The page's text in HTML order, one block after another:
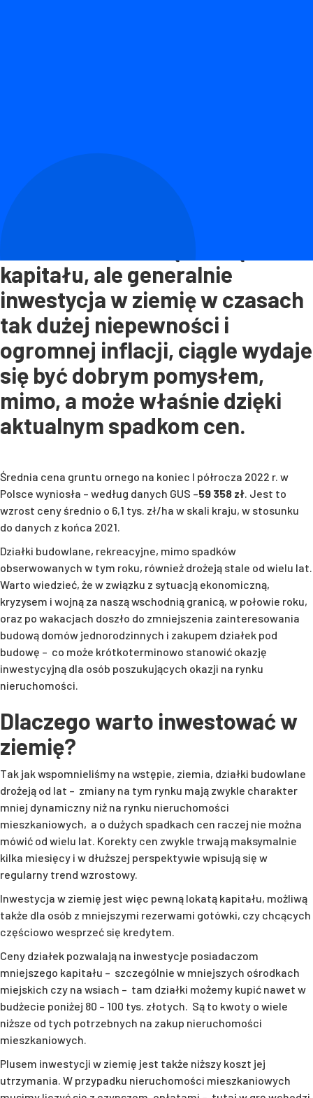
ostatnich lat, działki, grunty
budowlane, a także rolne, stale
drożeją. Te ostatnie kupić
najtrudniej, nie dla każdego są
one także intratną formą
kapitału, ale generalnie
inwestycja w ziemię w czasach
tak dużej niepewności i
ogromnej inflacji, ciągle wydaje
się być dobrym pomysłem,
mimo, a może właśnie dzięki
aktualnym spadkom cen.
Średnia cena gruntu ornego na koniec I półrocza 2022 r. w
Polsce wyniosła – według danych GUS –59 358 zł. Jest to
wzrost ceny średnio o 6,1 tys. zł/ha w skali kraju, w stosunku
do danych z końca 2021.
Działki budowlane, rekreacyjne, mimo spadków
obserwowanych w tym roku, również drożeją stale od wielu lat.
Warto wiedzieć, że w związku z sytuacją ekonomiczną,
kryzysem i wojną za naszą wschodnią granicą, w połowie roku,
oraz po wakacjach doszło do zmniejszenia zainteresowania
budową domów jednorodzinnych i zakupem działek pod
budowę – co może krótkoterminowo stanowić okazję
inwestycyjną dla osób poszukujących okazji na rynku
nieruchomości.
Dlaczego warto inwestować w
ziemię?
Tak jak wspomnieliśmy na wstępie, ziemia, działki budowlane
drożeją od lat – zmiany na tym rynku mają zwykle charakter
mniej dynamiczny niż na rynku nieruchomości
mieszkaniowych, a o dużych spadkach cen raczej nie można
mówić od wielu lat. Korekty cen zwykle trwają maksymalnie
kilka miesięcy i w dłuższej perspektywie wpisują się w
regularny trend wzrostowy.
Inwestycja w ziemię jest więc pewną lokatą kapitału, możliwą
także dla osób z mniejszymi rezerwami gotówki, czy chcących
częściowo wesprzeć się kredytem.
Ceny działek pozwalają na inwestycje posiadaczom
mniejszego kapitału – szczególnie w mniejszych ośrodkach
miejskich czy na wsiach – tam działki możemy kupić nawet w
budżecie poniżej 80 – 100 tys. złotych. Są to kwoty o wiele
niższe od tych potrzebnych na zakup nieruchomości
mieszkaniowych.
Plusem inwestycji w ziemię jest także niższy koszt jej
utrzymania. W przypadku nieruchomości mieszkaniowych